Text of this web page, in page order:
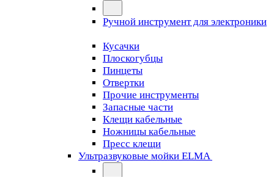
Ручной инструмент для электроники
Кусачки
Плоскогубцы
Пинцеты
Отвертки
Прочие инструменты
Запасные части
Клещи кабельные
Ножницы кабельные
Пресс клещи
Ультразвуковые мойки ELMA